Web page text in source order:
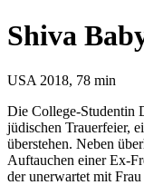
Shiva
USA 2018, 78 min
Die College-Studentin
jüdischen Trauerfeier,
überstehen. Neben
Auftauchen einer Ex-
der unerwartet mit